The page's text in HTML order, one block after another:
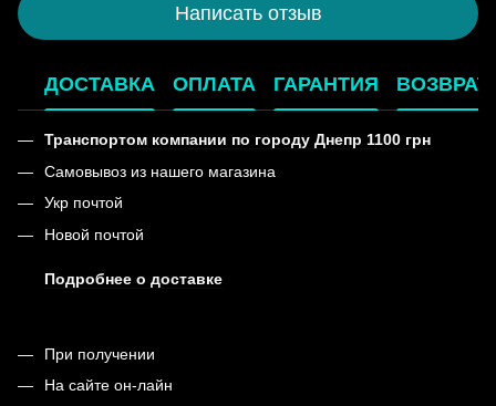
Написать отзыв
ДОСТАВКА ОПЛАТА ГАРАНТИЯ ВОЗВРАТ
Транспортом компании по городу Днепр 1100 грн
Самовывоз из нашего магазина
Укр почтой
Новой почтой
Подробнее о доставке
При получении
На сайте он-лайн